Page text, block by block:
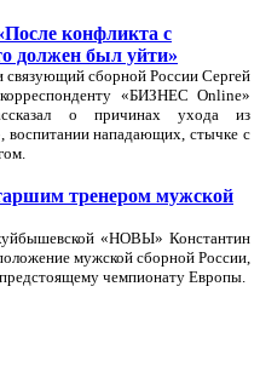
конфликта с
должен был уйти»
связующий сборной России Сергей
«БИЗНЕС Online»
о причинах ухода из
воспитании нападающих, стычке с
тренером мужской
«НОВЫ» Константин
мужской сборной России,
чемпионату Европы.